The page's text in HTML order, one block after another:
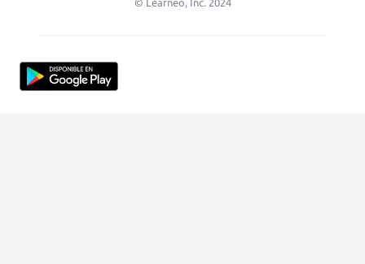
© Learneo, Inc. 2024